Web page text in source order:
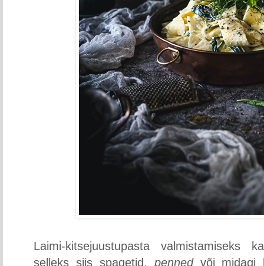
Laimi-kitsejuustupasta valmistamiseks
selleks siis spagetid, pennedvõi midagi